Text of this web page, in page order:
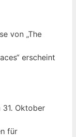
von „The
erscheint
31. Oktober
für